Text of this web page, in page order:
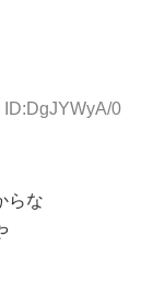
ID:DgJYWyA/0
らな